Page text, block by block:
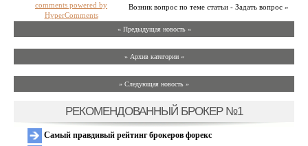
Возник вопрос по теме статьи - Задать вопрос »
comments powered by
HyperComments
« Предыдущая новость «
» Архив категории «
» Следующая новость »
РЕКОМЕНДОВАННЫЙ БРОКЕР №1
Самый правдивый рейтинг брокеров форекс